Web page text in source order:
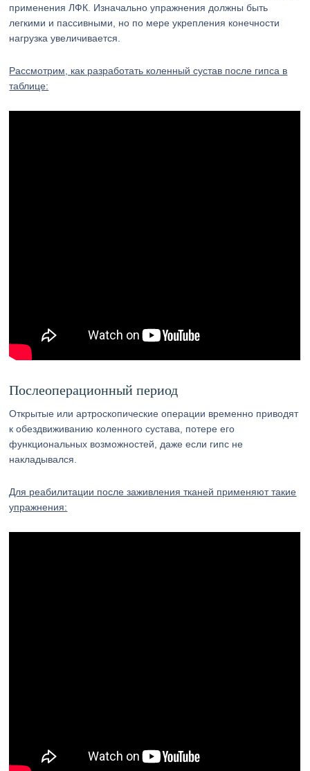
применения ЛФК. Изначально упражнения должны быть
легкими и пассивными, но по мере укрепления конечности
нагрузка увеличивается.
Рассмотрим, как разработать коленный сустав после гипса в
таблице:
Послеоперационный период
Открытые или артроскопические операции временно приводят
к обездвиживанию коленного сустава, потере его
функциональных возможностей, даже если гипс не
накладывался.
Для реабилитации после заживления тканей применяют такие
упражнения: